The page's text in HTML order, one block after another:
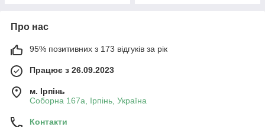
Про нас
95% позитивних з 173 відгуків за рік
Працює з 26.09.2023
м. Ірпінь
Соборна 167а, Ірпінь, Україна
Контакти